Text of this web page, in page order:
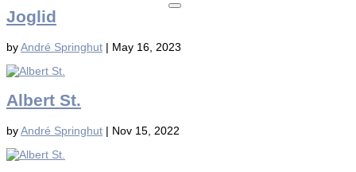
Joglid
byAndré Springhut | May 16, 2023
Albert St.
byAndré Springhut | Nov 15, 2022